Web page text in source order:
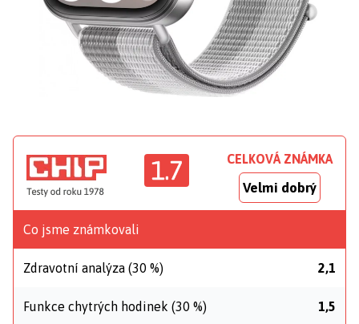
1.7 CELKOVÁ ZNÁMKA
Velmi dobrý
Co jsme známkovali
Zdravotní analýza (30 %) 2,1
Funkce chytrých hodinek (30 %) 1,5